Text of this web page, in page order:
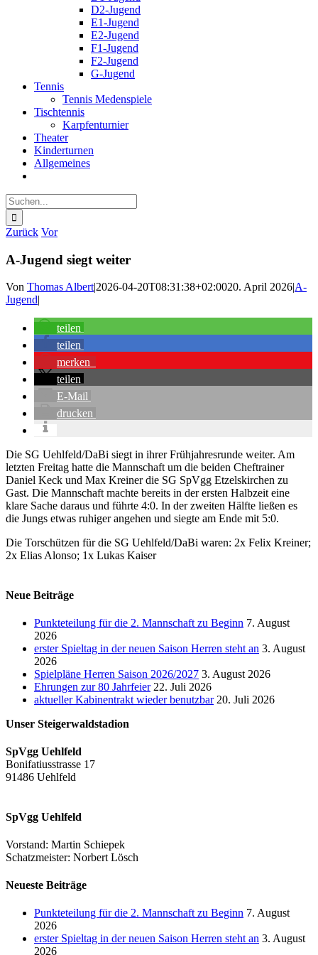
D2-Jugend
E1-Jugend
E2-Jugend
F1-Jugend
F2-Jugend
G-Jugend
Tennis
Tennis Medenspiele
Tischtennis
Karpfenturnier
Theater
Kinderturnen
Allgemeines
Suche
nach:
Zurück Vor
A-Jugend siegt weiter
Von Thomas Albert|2026-04-20T08:31:38+02:0020. April 2026|A-
Jugend|
teilen
teilen
merken
teilen
E-Mail
drucken
Die SG Uehlfeld/DaBi siegt in ihrer Frühjahresrunde weiter. Am
letzten Freitag hatte die Mannschaft um die beiden Cheftrainer
Daniel Keck und Max Kreiner die SG SpVgg Etzelskirchen zu
Gast. Die Mannschaft machte bereits in der ersten Halbzeit eine
klare Sache daraus und führte 4:0. In der zweiten Hälfte ließen es
die Jungs etwas ruhiger angehen und siegte am Ende mit 5:0.
Die Torschützen für die SG Uehlfeld/DaBi waren: 2x Felix Kreiner;
2x Elias Alonso; 1x Lukas Kaiser
Neue Beiträge
Punkteteilung für die 2. Mannschaft zu Beginn 7. August
2026
erster Spieltag in der neuen Saison Herren steht an 3. August
2026
Spielpläne Herren Saison 2026/2027 3. August 2026
Ehrungen zur 80 Jahrfeier 22. Juli 2026
aktueller Kabinentrakt wieder benutzbar 20. Juli 2026
Unser Steigerwaldstadion
SpVgg Uehlfeld
Bonifatiusstrasse 17
91486 Uehlfeld
SpVgg Uehlfeld
Vorstand: Martin Schiepek
Schatzmeister: Norbert Lösch
Neueste Beiträge
Punkteteilung für die 2. Mannschaft zu Beginn 7. August
2026
erster Spieltag in der neuen Saison Herren steht an 3. August
2026